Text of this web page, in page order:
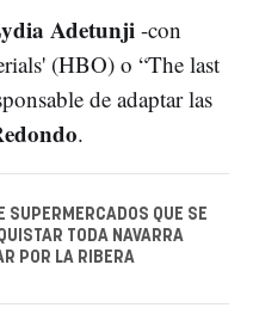
Adetunji -con
(HBO) o “The last
de adaptar las
.
SUPERMERCADOS QUE SE
TODA NAVARRA
POR LA RIBERA